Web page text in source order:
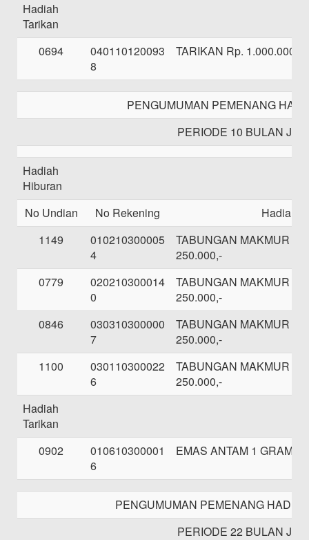
Hadiah
Tarikan
0694
040110120093
8
TARIKAN Rp. 1.000.000,-
PENGUMUMAN PEMENANG
PERIODE 10 BULAN
Hadiah
Hiburan
No Undian
No Rekening
Hadiah
1149
010210300005
4
TABUNGAN MAKMUR
250.000,-
0779
020210300014
0
TABUNGAN MAKMUR
250.000,-
0846
030310300000
7
TABUNGAN MAKMUR
250.000,-
1100
030110300022
6
TABUNGAN MAKMUR
250.000,-
Hadiah
Tarikan
0902
010610300001
6
EMAS ANTAM 1 GRAM
PENGUMUMAN PEMENANG
PERIODE 22 BULAN